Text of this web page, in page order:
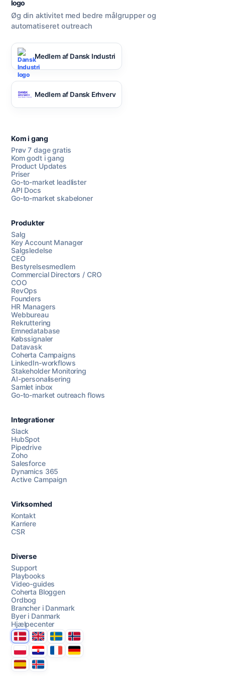
Chat med os
AI Campaign Assist
Øg din aktivitet med bedre målgrupper og
automatiseret outreach
Medlem af Dansk Industri
Medlem af Dansk Erhverv
Kom i gang
Prøv 7 dage gratis
Kom godt i gang
Product Updates
Priser
Go-to-market leadlister
API Docs
Go-to-market skabeloner
Produkter
Salg
Key Account Manager
Salgsledelse
CEO
Bestyrelsesmedlem
Commercial Directors / CRO
COO
RevOps
Founders
HR Managers
Webbureau
Rekruttering
Emnedatabase
Købssignaler
Datavask
Coherta Campaigns
LinkedIn-workflows
Stakeholder Monitoring
AI-personalisering
Samlet inbox
Go-to-market outreach flows
Integrationer
Slack
HubSpot
Pipedrive
Zoho
Salesforce
Dynamics 365
Active Campaign
Virksomhed
Kontakt
Karriere
CSR
Diverse
Support
Playbooks
Video-guides
Coherta Bloggen
Ordbog
Brancher i Danmark
Byer i Danmark
Hjælpecenter
DanmarkUnited Kingdom
SverigeNorge
PolskaHrvatskaFranceDeutschland
EspanaÍsland